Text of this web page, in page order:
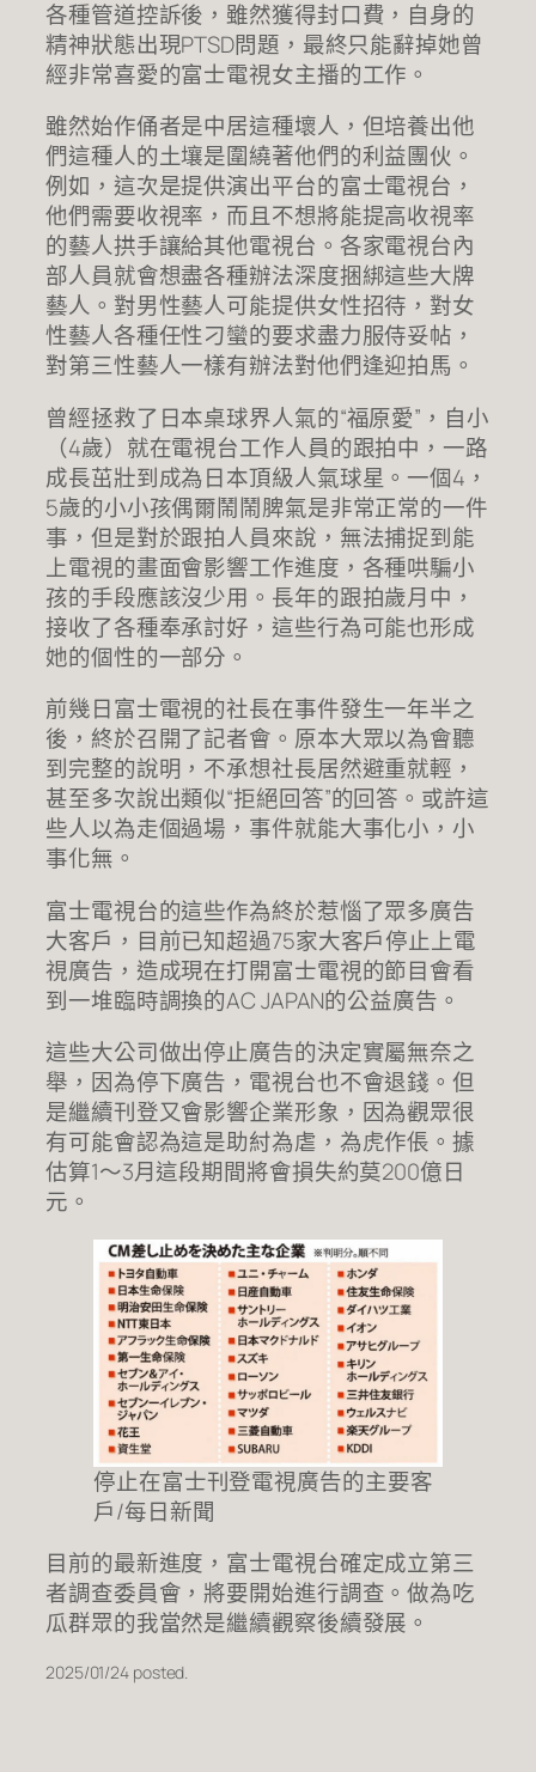
各種管道控訴後，雖然獲得封口費，自身的
精神狀態出現PTSD問題，最終只能辭掉她曾
經非常喜愛的富士電視女主播的工作。
雖然始作俑者是中居這種壞人，但培養出他
們這種人的土壤是圍繞著他們的利益團伙。
例如，這次是提供演出平台的富士電視台，
他們需要收視率，而且不想將能提高收視率
的藝人拱手讓給其他電視台。各家電視台內
部人員就會想盡各種辦法深度捆綁這些大牌
藝人。對男性藝人可能提供女性招待，對女
性藝人各種任性刁蠻的要求盡力服侍妥帖，
對第三性藝人一樣有辦法對他們逢迎拍馬。
曾經拯救了日本桌球界人氣的“福原愛”，自小
（4歲）就在電視台工作人員的跟拍中，一路
成長茁壯到成為日本頂級人氣球星。一個4，
5歲的小小孩偶爾鬧鬧脾氣是非常正常的一件
事，但是對於跟拍人員來說，無法捕捉到能
上電視的畫面會影響工作進度，各種哄騙小
孩的手段應該沒少用。長年的跟拍歲月中，
接收了各種奉承討好，這些行為可能也形成
她的個性的一部分。
前幾日富士電視的社長在事件發生一年半之
後，終於召開了記者會。原本大眾以為會聽
到完整的說明，不承想社長居然避重就輕，
甚至多次說出類似“拒絕回答”的回答。或許這
些人以為走個過場，事件就能大事化小，小
事化無。
富士電視台的這些作為終於惹惱了眾多廣告
大客戶，目前已知超過75家大客戶停止上電
視廣告，造成現在打開富士電視的節目會看
到一堆臨時調換的AC JAPAN的公益廣告。
這些大公司做出停止廣告的決定實屬無奈之
舉，因為停下廣告，電視台也不會退錢。但
是繼續刊登又會影響企業形象，因為觀眾很
有可能會認為這是助紂為虐，為虎作倀。據
估算1～3月這段期間將會損失約莫200億日
元。
停止在富士刊登電視廣告的主要客
戶/每日新聞
目前的最新進度，富士電視台確定成立第三
者調查委員會，將要開始進行調查。做為吃
瓜群眾的我當然是繼續觀察後續發展。
2025/01/24 posted.